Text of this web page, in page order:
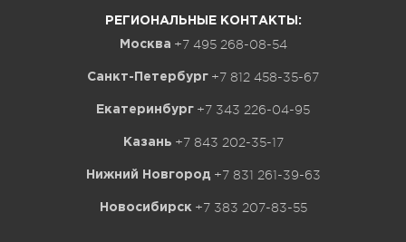
РЕГИОНАЛЬНЫЕ КОНТАКТЫ:
Москва +7 495 268-08-54
Санкт-Петербург +7 812 458-35-67
Екатеринбург +7 343 226-04-95
Казань +7 843 202-35-17
Нижний Новгород +7 831 261-39-63
Новосибирск +7 383 207-83-55